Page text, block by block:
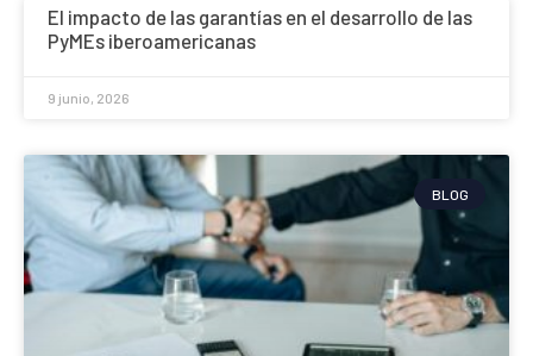
El impacto de las garantías en el desarrollo de las
PyMEs iberoamericanas
9 junio, 2026
BLOG